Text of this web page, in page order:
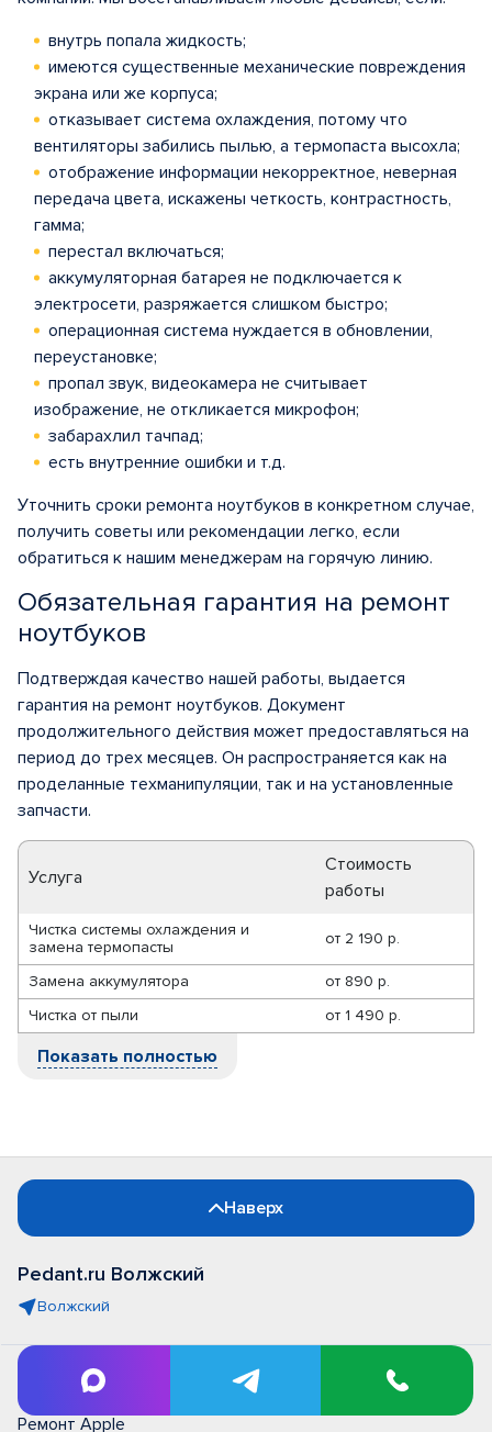
внутрь попала жидкость;
имеются существенные механические повреждения
экрана или же корпуса;
отказывает система охлаждения, потому что
вентиляторы забились пылью, а термопаста высохла;
отображение информации некорректное, неверная
передача цвета, искажены четкость, контрастность,
гамма;
перестал включаться;
аккумуляторная батарея не подключается к
электросети, разряжается слишком быстро;
операционная система нуждается в обновлении,
переустановке;
пропал звук, видеокамера не считывает
изображение, не откликается микрофон;
забарахлил тачпад;
есть внутренние ошибки и т.д.
Уточнить сроки ремонта ноутбуков в конкретном случае,
получить советы или рекомендации легко, если
обратиться к нашим менеджерам на горячую линию.
Обязательная гарантия на ремонт
ноутбуков
Подтверждая качество нашей работы, выдается
гарантия на ремонт ноутбуков. Документ
продолжительного действия может предоставляться на
период до трех месяцев. Он распространяется как на
проделанные техманипуляции, так и на установленные
запчасти.
Услуга
Стоимость
работы
Чистка системы охлаждения и
замена термопасты
от 2 190 р.
Замена аккумулятора от 890 р.
Чистка от пыли
от 1 490 р.
Показать полностью
Наверх
Pedant.ru Волжский
Волжский
Ремонт телефонов
Ремонт Apple